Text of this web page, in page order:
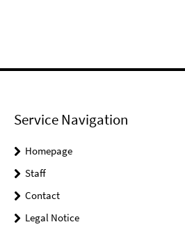
Service Navigation
Homepage
Staff
Contact
Legal Notice